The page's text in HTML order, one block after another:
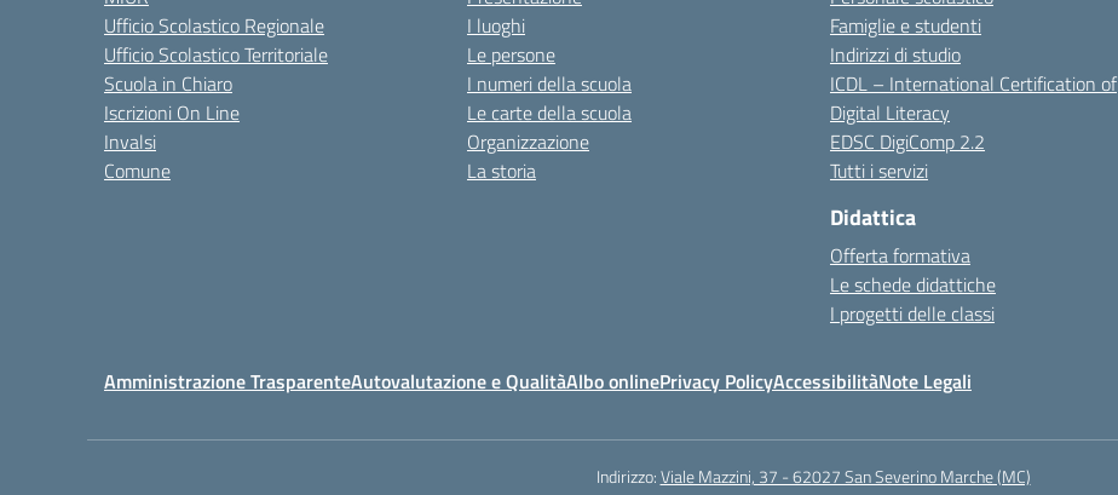
Ufficio Scolastico Regionale
Ufficio Scolastico Territoriale
Scuola in Chiaro
Iscrizioni On Line
Invalsi
Comune
I luoghi
Le persone
I numeri della scuola
Le carte della scuola
Organizzazione
La storia
Famiglie e studenti
Indirizzi di studio
ICDL – International Certification of
Digital Literacy
EDSC DigiComp 2.2
Tutti i servizi
Didattica
Offerta formativa
Le schede didattiche
I progetti delle classi
Amministrazione TrasparenteAutovalutazione e QualitàAlbo onlinePrivacy PolicyAccessibilitàNote Legali
Indirizzo:Viale Mazzini, 37 - 62027 San Severino Marche (MC)